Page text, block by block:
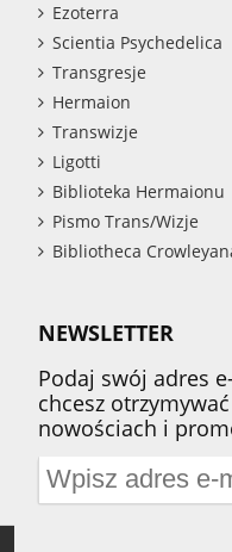
Ezoterra
Scientia Psychedelica
Transgresje
Hermaion
Transwizje
Ligotti
Biblioteka Hermaionu
Pismo Trans/Wizje
Bibliotheca
NEWSLETTER
Podaj swój adres
chcesz
nowościach i